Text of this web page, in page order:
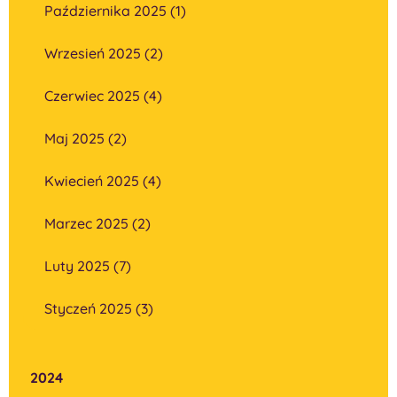
Października 2025 (1)
Wrzesień 2025 (2)
Czerwiec 2025 (4)
Maj 2025 (2)
Kwiecień 2025 (4)
Marzec 2025 (2)
Luty 2025 (7)
Styczeń 2025 (3)
2024